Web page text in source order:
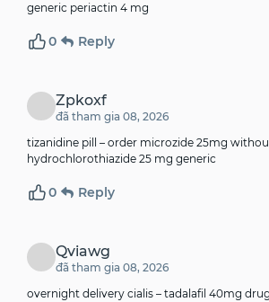
generic periactin 4 mg
0 Reply
Zpkoxf
đã tham gia 08, 2026
tizanidine pill – order microzide 25mg
hydrochlorothiazide 25 mg generic
0 Reply
Qviawg
đã tham gia 08, 2026
overnight delivery cialis – tadalafil 40mg drug